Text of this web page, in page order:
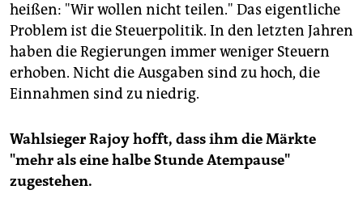
heißen: "Wir wollen nicht teilen." Das eigentliche
Problem ist die Steuerpolitik. In den letzten Jahren
haben die Regierungen immer weniger Steuern
erhoben. Nicht die Ausgaben sind zu hoch, die
Einnahmen sind zu niedrig.
Wahlsieger Rajoy hofft, dass ihm die Märkte
"mehr als eine halbe Stunde Atempause"
zugestehen.